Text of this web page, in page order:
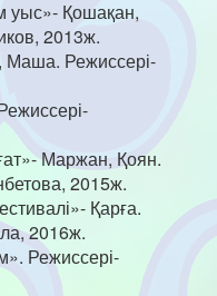
уыс»- Қошақан,
2013ж.
Маша. Режиссері-
Маржан, Қоян.
2015ж.
Қарға.
2016ж.
Режиссері-